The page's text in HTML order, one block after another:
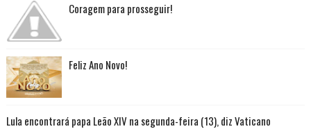
Coragem para prosseguir!
Feliz Ano Novo!
Lula encontrará papa Leão XIV na segunda-feira (13), diz Vaticano